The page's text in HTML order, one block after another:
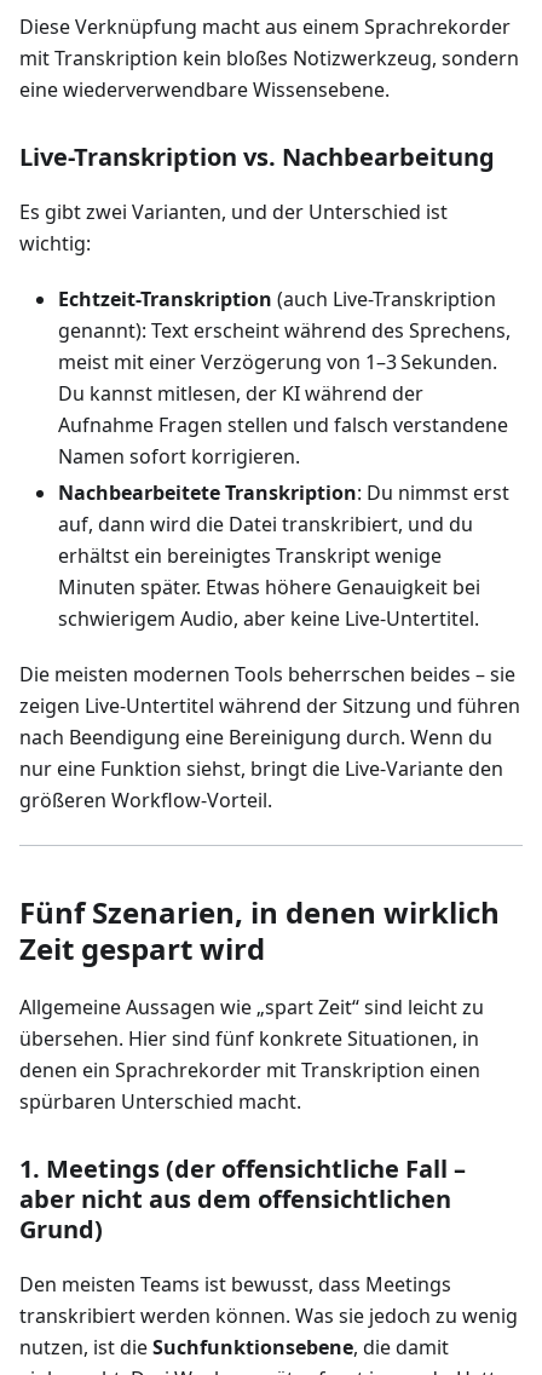
Diese Verknüpfung macht aus einem Sprachrekorder
mit Transkription kein bloßes Notizwerkzeug, sondern
eine wiederverwendbare Wissensebene.
Live-Transkription vs. Nachbearbeitung
Es gibt zwei Varianten, und der Unterschied ist
wichtig:
Echtzeit-Transkription (auch Live-Transkription
genannt): Text erscheint während des Sprechens,
meist mit einer Verzögerung von 1–3 Sekunden.
Du kannst mitlesen, der KI während der
Aufnahme Fragen stellen und falsch verstandene
Namen sofort korrigieren.
Nachbearbeitete Transkription: Du nimmst erst
auf, dann wird die Datei transkribiert, und du
erhältst ein bereinigtes Transkript wenige
Minuten später. Etwas höhere Genauigkeit bei
schwierigem Audio, aber keine Live‑Untertitel.
Die meisten modernen Tools beherrschen beides – sie
zeigen Live‑Untertitel während der Sitzung und führen
nach Beendigung eine Bereinigung durch. Wenn du
nur eine Funktion siehst, bringt die Live‑Variante den
größeren Workflow‑Vorteil.
Fünf Szenarien, in denen wirklich
Zeit gespart wird
Allgemeine Aussagen wie „spart Zeit“ sind leicht zu
übersehen. Hier sind fünf konkrete Situationen, in
denen ein Sprachrekorder mit Transkription einen
spürbaren Unterschied macht.
1. Meetings (der offensichtliche Fall –
aber nicht aus dem offensichtlichen
Grund)
Den meisten Teams ist bewusst, dass Meetings
transkribiert werden können. Was sie jedoch zu wenig
nutzen, ist dieSuchfunktionsebene, die damit